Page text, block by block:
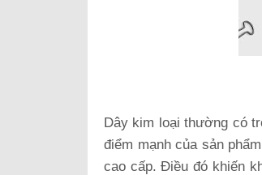
Dây kim loại thường có
điểm mạnh của sản
cao cấp. Điều đó khiến